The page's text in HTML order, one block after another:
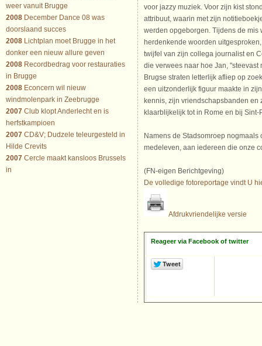
weer vanuit Brugge
2008December Dance 08 was
doorslaand succes
2008Lichtplan moet Brugge in het
donker een nieuw allure geven
2008Recordbedrag voor restauraties
in Brugge
2008Econcern wil nieuw
windmolenpark in Zeebrugge
2007Club klopt Anderlecht en is
herfstkampioen
2007CD&V; Dudzele teleurgesteld in
Hilde Crevits
2007Cercle maakt kansloos Brussels
in
voor jazzy muziek. Voor zijn kist
attribuut, waarin met zijn
werden opgeborgen. Tijdens de
herdenkende woorden
twijfel van zijn collega journalist en
die verwees naar hoe Jan,
Brugse straten letterlijk afliep op
een uitzonderlijk figuur maakte in
kennis, zijn vriendschapsbanden en
klaarblijkelijk tot in Rome en bij
Namens de Stadsomroep
medeleven, aan iedereen die onze
(FN-eigen Berichtgeving)
De volledige fotoreportage vindt U
Afdrukvriendelijke versie
Reageer via Facebook of twitter